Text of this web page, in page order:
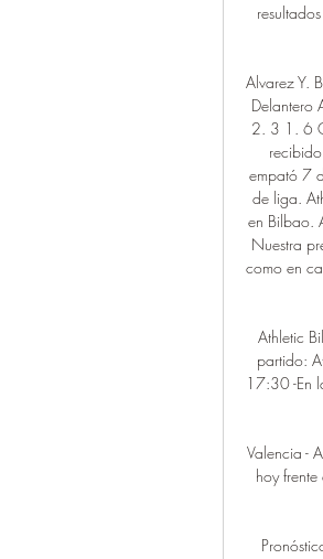
Alvarez Y.
Delantero
2. 3 1. 6
empató 7
de liga.
en Bilbao.
Nuestra
como en
Athletic
partido:
17:30 -En
Valencia -
hoy